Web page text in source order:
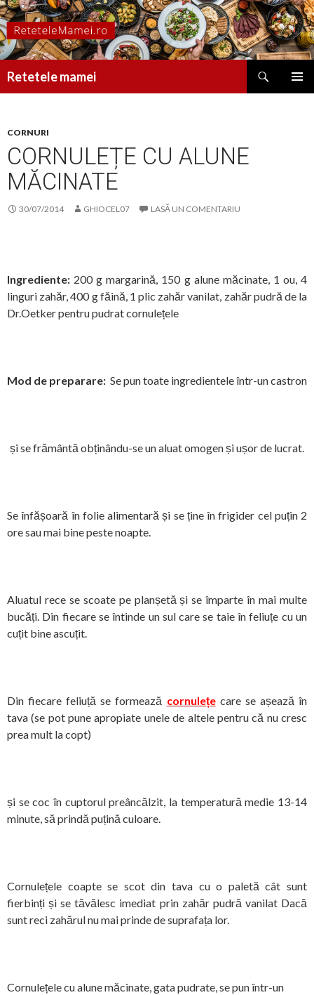
Retetele mamei
CORNURI
CORNULEȚE CU ALUNE
MĂCINATE
30/07/2014 GHIOCEL07 LASĂ UN COMENTARIU
Ingrediente: 200 g margarină, 150 g alune măcinate, 1 ou, 4
linguri zahăr, 400 g făină, 1 plic zahăr vanilat, zahăr pudră de la
Dr.Oetker pentru pudrat cornulețele
Mod de preparare: Se pun toate ingredientele într-un castron
și se frământă obținându-se un aluat omogen și ușorde lucrat.
Se înfășoară în folie alimentară și se ține în frigider cel puțin 2
ore sau mai bine peste noapte.
Aluatul rece se scoate pe planșetă și se împarte în mai multe
bucăți. Din fiecare se întinde un sul care se taie în feliuțe cu un
cuțit bine ascuțit.
Din fiecare feliuță se formează cornulețe care se așează în
tava (se pot pune apropiate unele de altele pentru că nu cresc
prea mult la copt)
și se coc în cuptorul preâncălzit, la temperatură medie 13-14
minute, să prindă puțină culoare.
Cornulețele coapte se scot din tava cu o paletă cât sunt
fierbinți și se tăvălesc imediat prin zahăr pudră vanilat Dacă
sunt reci zahărul nu mai prinde de suprafața lor.
Cornulețele cu alune măcinate, gata pudrate, se pun într-un